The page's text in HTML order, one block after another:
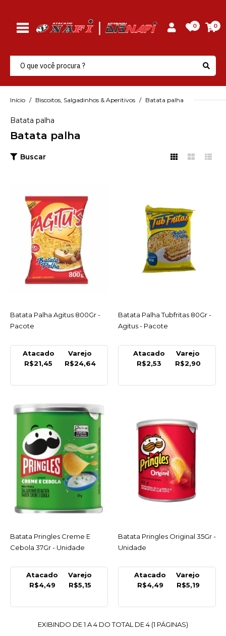
0 0
Início Biscoitos, Salgadinhos & Aperitivos Batata palha
Batata palha
Batata palha
Buscar
800Gr - Pacote
R$24,64
COMPRAR
COMPARAR
AGITUS
Batata Palha Tubfritas
R$2,90
LISTA DE DESEJO
KELLOGGS
Batata Pringles Creme E
Cebola 37Gr - Unidade
R$5,15
COMPARAR
KELLOGGS
ACESSAR
Batata Palha Agitus 800Gr -
Pacote
Atacado
R$21,45
Varejo
R$24,64
ACESSAR
Batata Palha Tubfritas 80Gr -
Agitus - Pacote
Atacado
R$2,53
Varejo
R$2,90
ACESSAR
Batata Pringles Creme E
Cebola 37Gr - Unidade
Atacado
R$4,49
Varejo
R$5,15
ACESSAR
Batata Pringles Original 35Gr -
Unidade
Atacado
R$4,49
Varejo
R$5,19
EXIBINDO DE 1 A 4 DO TOTAL DE 4 (1 PÁGINAS)